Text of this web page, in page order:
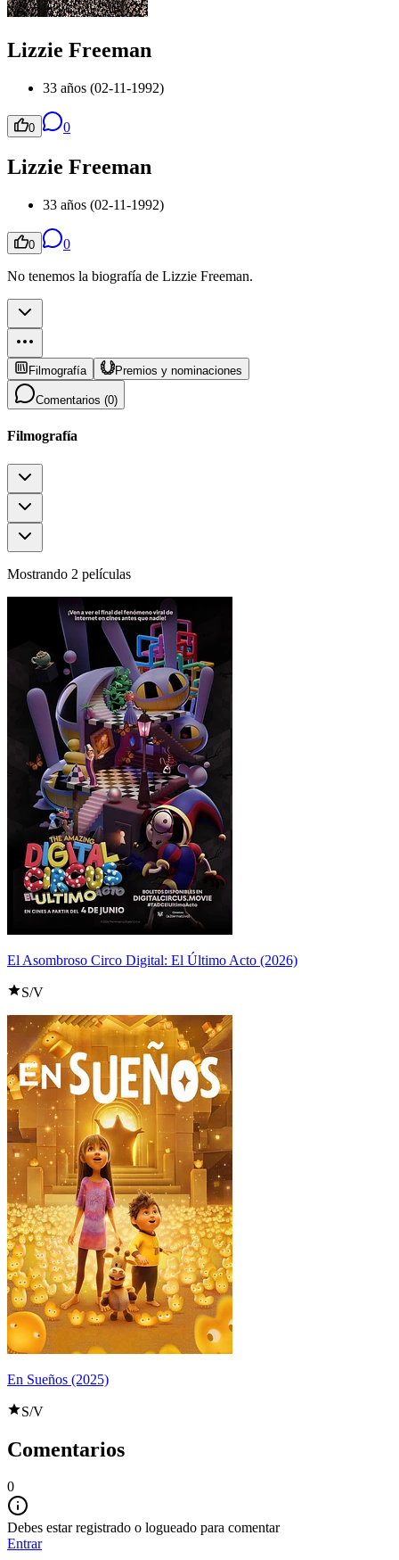
Lizzie Freeman
33 años (02-11-1992)
0 0
Lizzie Freeman
33 años (02-11-1992)
0 0
No tenemos la biografía de Lizzie Freeman.
Filmografía Premios y nominaciones
Comentarios (0)
Filmografía
Mostrando 2 películas
El Asombroso Circo Digital: El Último Acto (2026)
S/V
En Sueños (2025)
S/V
Comentarios
0
Debes estar registrado o logueado para comentar
Entrar